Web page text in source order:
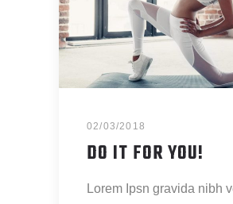
02/03/2018
DO IT FOR YOU!
Lorem Ipsn gravida nibh